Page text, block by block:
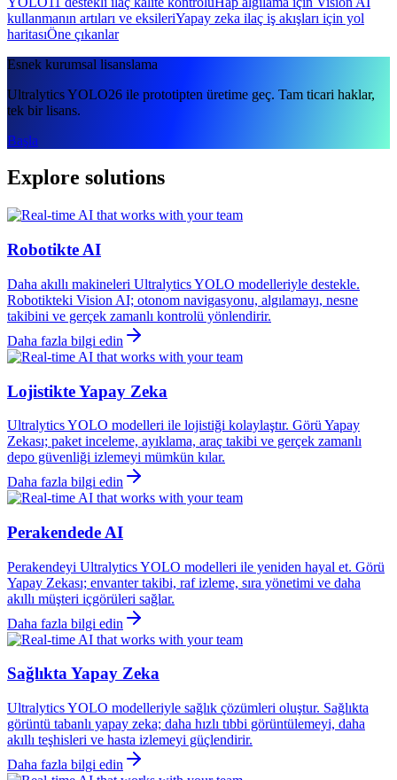
kullanmanın artıları ve eksileriYapay zeka ilaç iş akışları için yol
haritasıÖne çıkanlar
Esnek kurumsal lisanslama
Ultralytics YOLO26 ile prototipten üretime geç. Tam ticari haklar,
tek bir lisans.
Başla
Explore solutions
Robotikte AI
Daha akıllı makineleri Ultralytics YOLO modelleriyle destekle.
Robotikteki Vision AI; otonom navigasyonu, algılamayı, nesne
takibini ve gerçek zamanlı kontrolü yönlendirir.
Daha fazla bilgi edin
Lojistikte Yapay Zeka
Ultralytics YOLO modelleri ile lojistiği kolaylaştır. Görü Yapay
Zekası; paket inceleme, ayıklama, araç takibi ve gerçek zamanlı
depo güvenliği izlemeyi mümkün kılar.
Daha fazla bilgi edin
Perakendede AI
Perakendeyi Ultralytics YOLO modelleri ile yeniden hayal et. Görü
Yapay Zekası; envanter takibi, raf izleme, sıra yönetimi ve daha
akıllı müşteri içgörüleri sağlar.
Daha fazla bilgi edin
Sağlıkta Yapay Zeka
Ultralytics YOLO modelleriyle sağlık çözümleri oluştur. Sağlıkta
görüntü tabanlı yapay zeka; daha hızlı tıbbi görüntülemeyi, daha
akıllı teşhisleri ve hasta izlemeyi güçlendirir.
Daha fazla bilgi edin